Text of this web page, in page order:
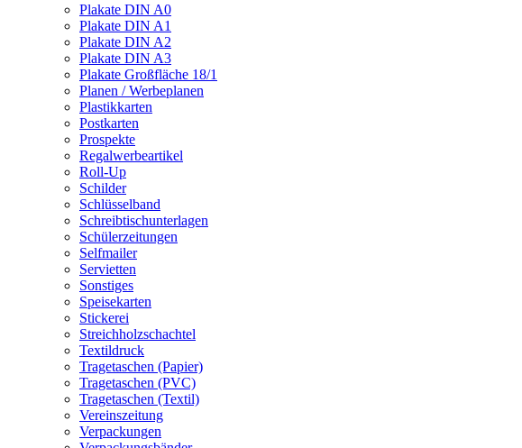
Plakate DIN A0
Plakate DIN A1
Plakate DIN A2
Plakate DIN A3
Plakate Großfläche 18/1
Planen / Werbeplanen
Plastikkarten
Postkarten
Prospekte
Regalwerbeartikel
Roll-Up
Schilder
Schlüsselband
Schreibtischunterlagen
Schülerzeitungen
Selfmailer
Servietten
Sonstiges
Speisekarten
Stickerei
Streichholzschachtel
Textildruck
Tragetaschen (Papier)
Tragetaschen (PVC)
Tragetaschen (Textil)
Vereinszeitung
Verpackungen